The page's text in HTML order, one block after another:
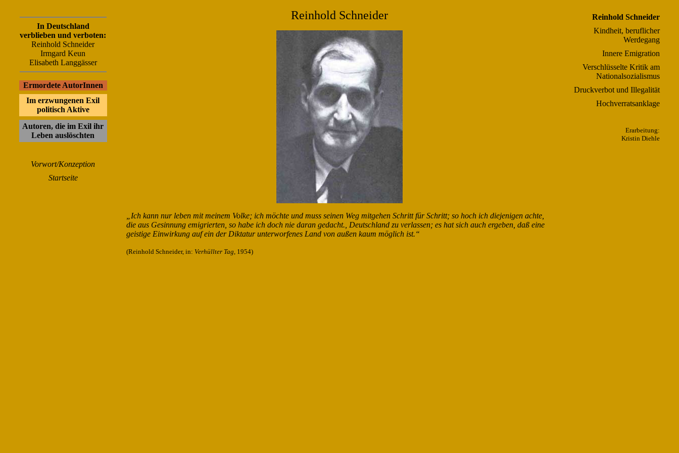
In Deutschland
verblieben und verboten:
Reinhold Schneider
Irmgard Keun
Elisabeth Langgässer
Ermordete AutorInnen
Im erzwungenen Exil
politisch Aktive
Autoren, die im Exil ihr
Leben auslöschten
Vorwort/Konzeption
Startseite
Reinhold Schneider
„Ich kann nur leben mit meinem Volke; ich möchte und muss seinen Weg mitgehen Schritt für Schritt; so hoch ich diejenigen achte,
die aus Gesinnung emigrierten, so habe ich doch nie daran gedacht., Deutschland zu verlassen; es hat sich auch ergeben, daß eine
geistige Einwirkung auf ein der Diktatur unterworfenes Land von außen kaum möglich ist.“
(Reinhold Schneider, in: Verhüllter Tag, 1954)
Reinhold Schneider
Kindheit, beruflicher
Werdegang
Innere Emigration
Verschlüsselte Kritik am
Nationalsozialismus
Druckverbot und Illegalität
Hochverratsanklage
Erarbeitung:
Kristin Diehle